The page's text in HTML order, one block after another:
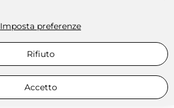
Imposta preferenze
Rifiuto
Accetto